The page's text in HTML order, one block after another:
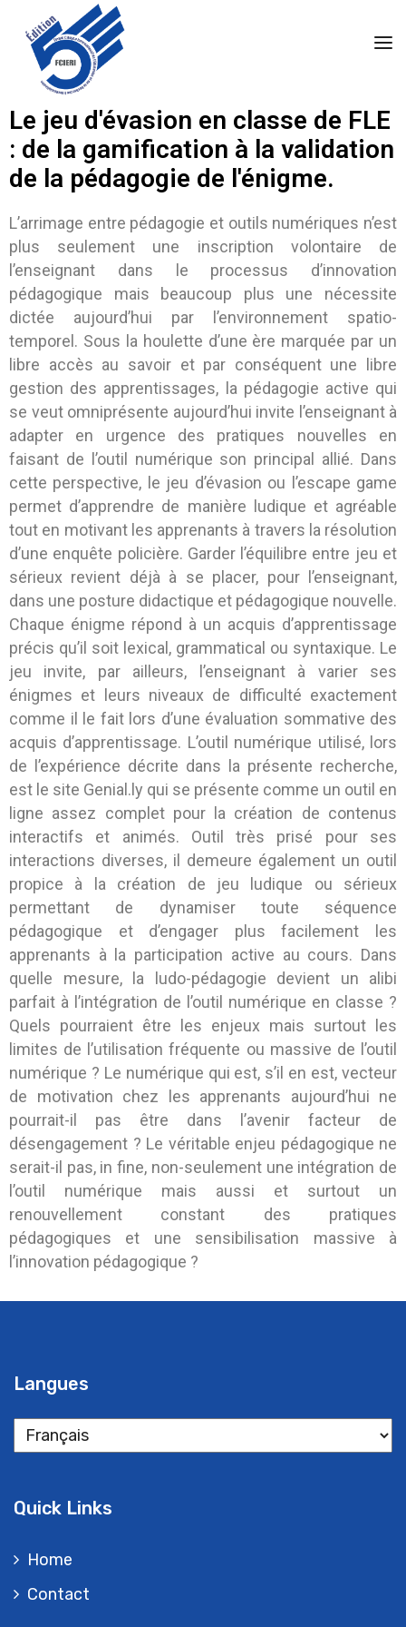
Le jeu d'évasion en classe de FLE
: de la gamification à la validation
de la pédagogie de l'énigme.
L’arrimage entre pédagogie et outils numériques n’est
plus seulement une inscription volontaire de
l’enseignant dans le processus d’innovation
pédagogique mais beaucoup plus une nécessite
dictée aujourd’hui par l’environnement spatio-
temporel. Sous la houlette d’une ère marquée par un
libre accès au savoir et par conséquent une libre
gestion des apprentissages, la pédagogie active qui
se veut omniprésente aujourd’hui invite l’enseignant à
adapter en urgence des pratiques nouvelles en
faisant de l’outil numérique son principal allié. Dans
cette perspective, le jeu d’évasion ou l’escape game
permet d’apprendre de manière ludique et agréable
tout en motivant les apprenants à travers la résolution
d’une enquête policière. Garder l’équilibre entre jeu et
sérieux revient déjà à se placer, pour l’enseignant,
dans une posture didactique et pédagogique nouvelle.
Chaque énigme répond à un acquis d’apprentissage
précis qu’il soit lexical, grammatical ou syntaxique. Le
jeu invite, par ailleurs, l’enseignant à varier ses
énigmes et leurs niveaux de difficulté exactement
comme il le fait lors d’une évaluation sommative des
acquis d’apprentissage. L’outil numérique utilisé, lors
de l’expérience décrite dans la présente recherche,
est le site Genial.ly qui se présente comme un outil en
ligne assez complet pour la création de contenus
interactifs et animés. Outil très prisé pour ses
interactions diverses, il demeure également un outil
propice à la création de jeu ludique ou sérieux
permettant de dynamiser toute séquence
pédagogique et d’engager plus facilement les
apprenants à la participation active au cours. Dans
quelle mesure, la ludo-pédagogie devient un alibi
parfait à l’intégration de l’outil numérique en classe ?
Quels pourraient être les enjeux mais surtout les
limites de l’utilisation fréquente ou massive de l’outil
numérique ? Le numérique qui est, s’il en est, vecteur
de motivation chez les apprenants aujourd’hui ne
pourrait-il pas être dans l’avenir facteur de
désengagement ? Le véritable enjeu pédagogique ne
serait-il pas, in fine, non-seulement une intégration de
l’outil numérique mais aussi et surtout un
renouvellement constant des pratiques
pédagogiques et une sensibilisation massive à
l’innovation pédagogique ?
Langues
Quick Links
Home
Contact